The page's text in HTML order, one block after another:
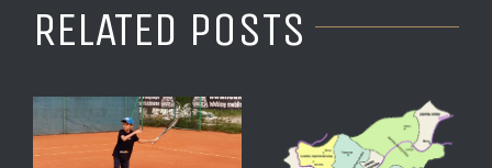
RELATED POSTS